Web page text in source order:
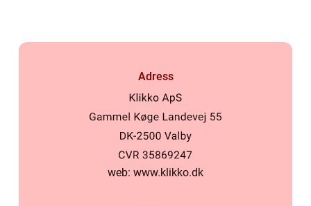
Adress
web: www.klikko.dk